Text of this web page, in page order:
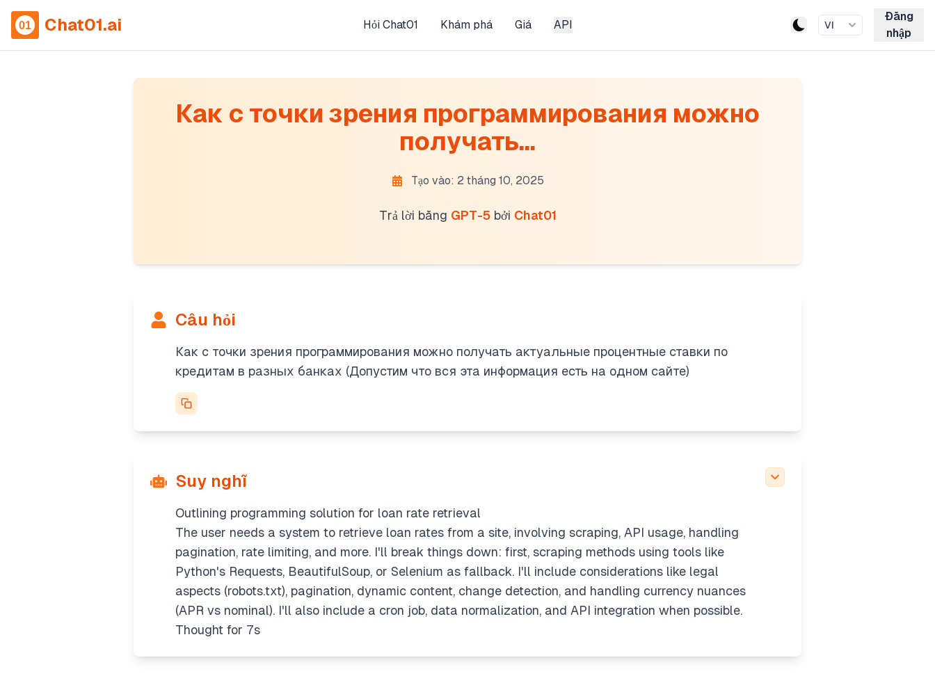
Chat01.ai Hỏi Chat01 Khám phá Giá API VI
Đăng
nhập
Как с точки зрения программирования можно
получать...
Tạo vào: 2 tháng 10, 2025
Trả lời bằng GPT-5 bởi Chat01
Câu hỏi
Как с точки зрения программирования можно получать актуальные процентные ставки по
кредитам в разных банках (Допустим что вся эта информация есть на одном сайте)
Suy nghĩ
Outlining programming solution for loan rate retrieval
The user needs a system to retrieve loan rates from a site, involving scraping, API usage, handling
pagination, rate limiting, and more. I'll break things down: first, scraping methods using tools like
Python's Requests, BeautifulSoup, or Selenium as fallback. I'll include considerations like legal
aspects (robots.txt), pagination, dynamic content, change detection, and handling currency nuances
(APR vs nominal). I'll also include a cron job, data normalization, and API integration when possible.
Thought for 7s